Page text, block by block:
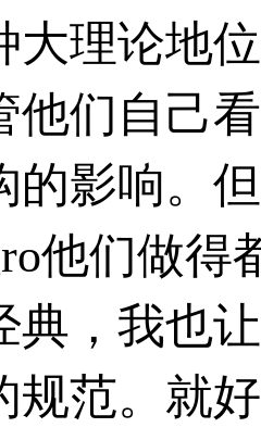
大理论地
他们自己
的影响。
他们做得
典，我也
规范。就